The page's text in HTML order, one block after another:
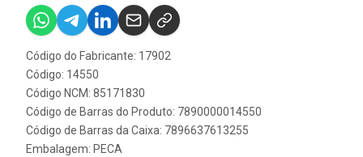
Código do Fabricante: 17902
Código: 14550
Código NCM: 85171830
Código de Barras do Produto: 7890000014550
Código de Barras da Caixa: 7896637613255
Embalagem: PECA